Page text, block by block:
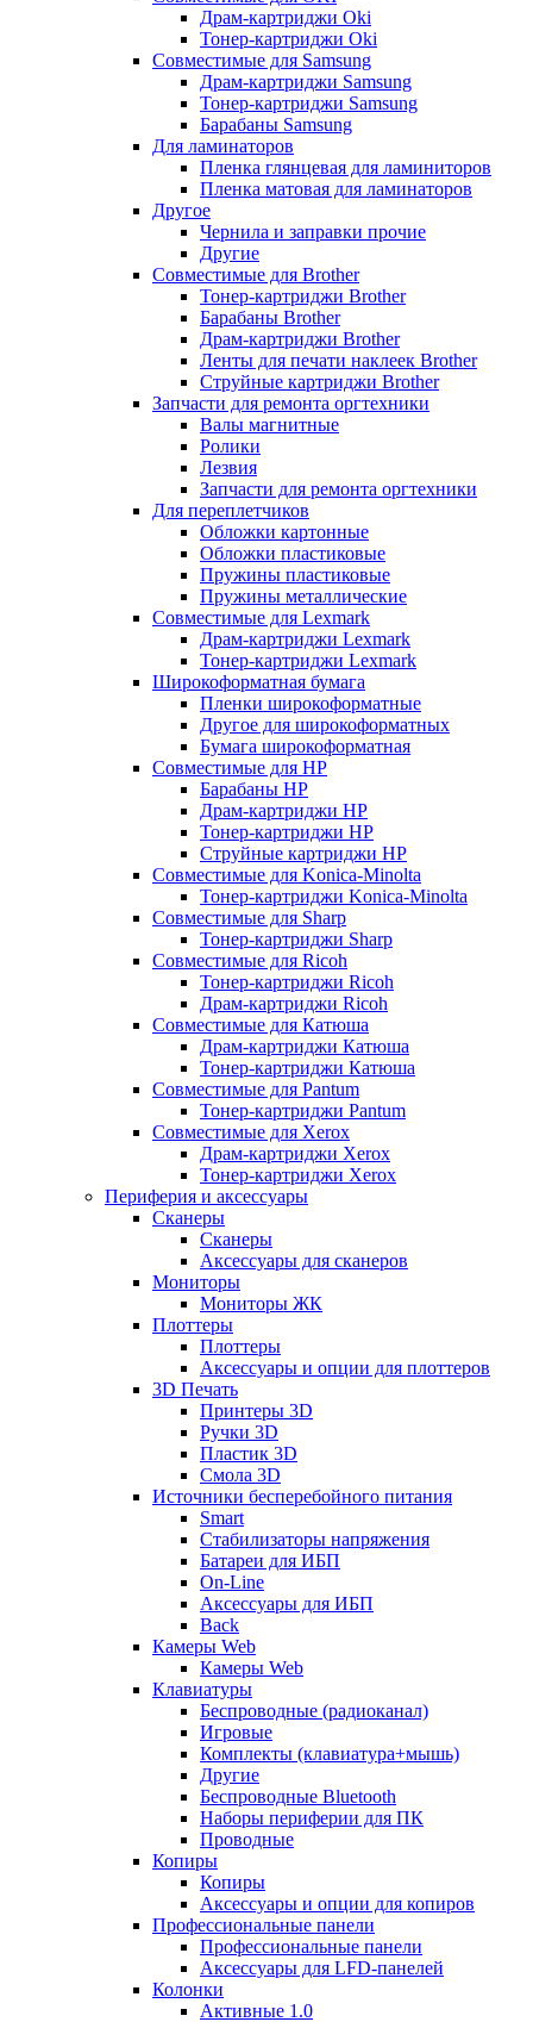
Драм-картриджи Oki
Тонер-картриджи Oki
Совместимые для Samsung
Драм-картриджи Samsung
Тонер-картриджи Samsung
Барабаны Samsung
Для ламинаторов
Пленка глянцевая для ламиниторов
Пленка матовая для ламинаторов
Другое
Чернила и заправки прочие
Другие
Совместимые для Brother
Тонер-картриджи Brother
Барабаны Brother
Драм-картриджи Brother
Ленты для печати наклеек Brother
Струйные картриджи Brother
Запчасти для ремонта оргтехники
Валы магнитные
Ролики
Лезвия
Запчасти для ремонта оргтехники
Для переплетчиков
Обложки картонные
Обложки пластиковые
Пружины пластиковые
Пружины металлические
Совместимые для Lexmark
Драм-картриджи Lexmark
Тонер-картриджи Lexmark
Широкоформатная бумага
Пленки широкоформатные
Другое для широкоформатных
Бумага широкоформатная
Совместимые для HP
Барабаны HP
Драм-картриджи HP
Тонер-картриджи HP
Струйные картриджи HP
Совместимые для Konica-Minolta
Тонер-картриджи Konica-Minolta
Совместимые для Sharp
Тонер-картриджи Sharp
Совместимые для Ricoh
Тонер-картриджи Ricoh
Драм-картриджи Ricoh
Совместимые для Катюша
Драм-картриджи Катюша
Тонер-картриджи Катюша
Совместимые для Pantum
Тонер-картриджи Pantum
Совместимые для Xerox
Драм-картриджи Xerox
Тонер-картриджи Xerox
Периферия и аксессуары
Сканеры
Сканеры
Аксессуары для сканеров
Мониторы
Мониторы ЖК
Плоттеры
Плоттеры
Аксессуары и опции для плоттеров
3D Печать
Принтеры 3D
Ручки 3D
Пластик 3D
Смола 3D
Источники бесперебойного питания
Smart
Стабилизаторы напряжения
Батареи для ИБП
On-Line
Аксессуары для ИБП
Back
Камеры Web
Камеры Web
Клавиатуры
Беспроводные (радиоканал)
Игровые
Комплекты (клавиатура+мышь)
Другие
Беспроводные Bluetooth
Наборы периферии для ПК
Проводные
Копиры
Копиры
Аксессуары и опции для копиров
Профессиональные панели
Профессиональные панели
Аксессуары для LFD-панелей
Колонки
Активные 1.0